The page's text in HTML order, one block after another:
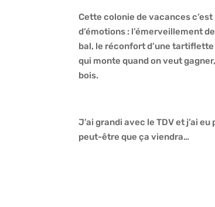
Cette colonie de vacances
d’émotions : l’émerveillement
bal, le réconfort d’une tartiflette
qui monte quand on veut
bois.
J’ai grandi avec le TDV et j’ai
peut-être que ça viendra…